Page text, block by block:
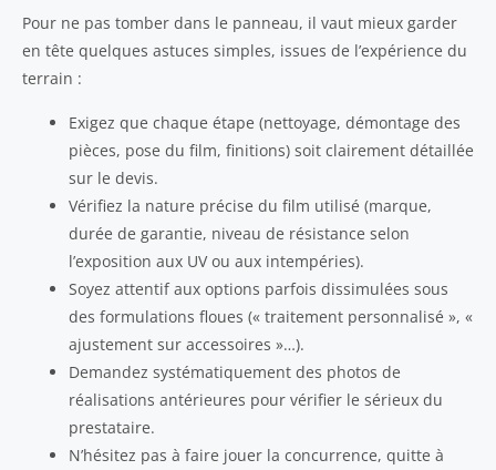
Pour ne pas tomber dans le panneau, il vaut mieux garder
en tête quelques astuces simples, issues de l’expérience du
terrain :
Exigez que chaque étape (nettoyage, démontage des
pièces, pose du film, finitions) soit clairement détaillée
sur le devis.
Vérifiez la nature précise du film utilisé (marque,
durée de garantie, niveau de résistance selon
l’exposition aux UV ou aux intempéries).
Soyez attentif aux options parfois dissimulées sous
des formulations floues (« traitement personnalisé », «
ajustement sur accessoires »…).
Demandez systématiquement des photos de
réalisations antérieures pour vérifier le sérieux du
prestataire.
N’hésitez pas à faire jouer la concurrence, quitte à